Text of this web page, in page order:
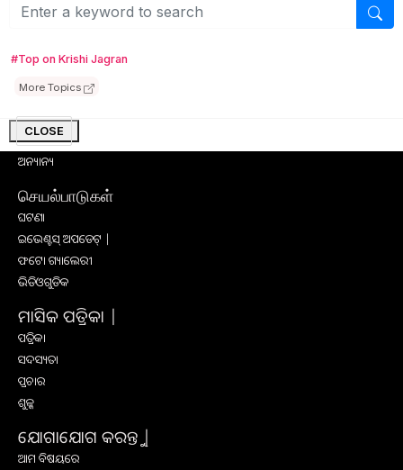
#Top on Krishi Jagran
More Topics
CLOSE
ସରକାରୀ ଯୋଜନା
କୃଷି ବିଶ୍ବକୋଷ
କୃଷି ପ୍ରଶିକ୍ଷଣ
ସାକ୍ଷାତକାର
ସଫଳ କାହାଣୀ
ଅନ୍ୟାନ୍ୟ
செயல்பாடுகள்
ଘଟଣା
ଇଭେଣ୍ଟସ୍ ଅପଡେଟ୍ |
ଫଟୋ ଗ୍ୟାଲେରୀ
ଭିଡିଓଗୁଡିକ
ମାସିକ ପତ୍ରିକା |
ପତ୍ରିକା
ସଦସ୍ୟତା
ପ୍ରଚାର
ଶୁଳ୍କ
ଯୋଗାଯୋଗ କରନ୍ତୁ |
ଆମ ବିଷୟରେ